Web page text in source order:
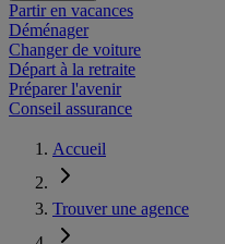
Partir en vacances
Déménager
Changer de voiture
Départ à la retraite
Préparer l'avenir
Conseil assurance
Accueil
Trouver une agence